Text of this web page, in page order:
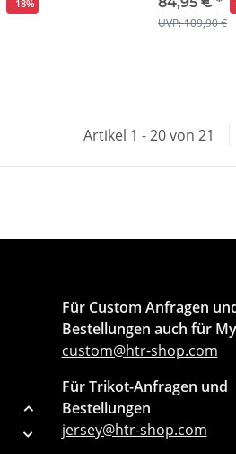
-18%
UVP: 109,90 €
Artikel 1 - 20 von 21
Für Custom Anfragen
Bestellungen auch für
custom@htr-shop.com
Für Trikot-Anfragen und
Bestellungen
jersey@htr-shop.com